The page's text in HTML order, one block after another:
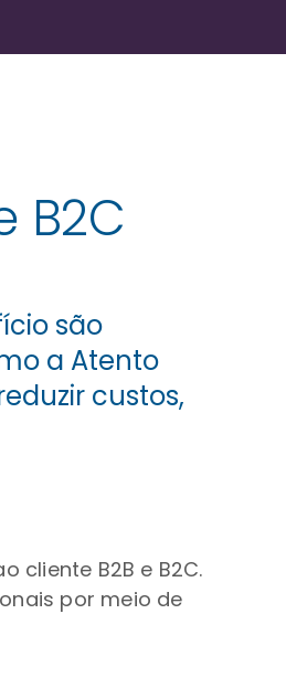
B2C
são
a Atento
custos,
cliente B2B e B2C.
por meio de